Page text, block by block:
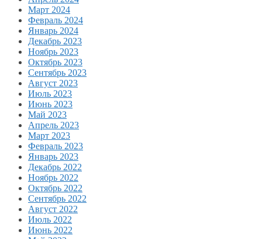
Март 2024
Февраль 2024
Январь 2024
Декабрь 2023
Ноябрь 2023
Октябрь 2023
Сентябрь 2023
Август 2023
Июль 2023
Июнь 2023
Май 2023
Апрель 2023
Март 2023
Февраль 2023
Январь 2023
Декабрь 2022
Ноябрь 2022
Октябрь 2022
Сентябрь 2022
Август 2022
Июль 2022
Июнь 2022